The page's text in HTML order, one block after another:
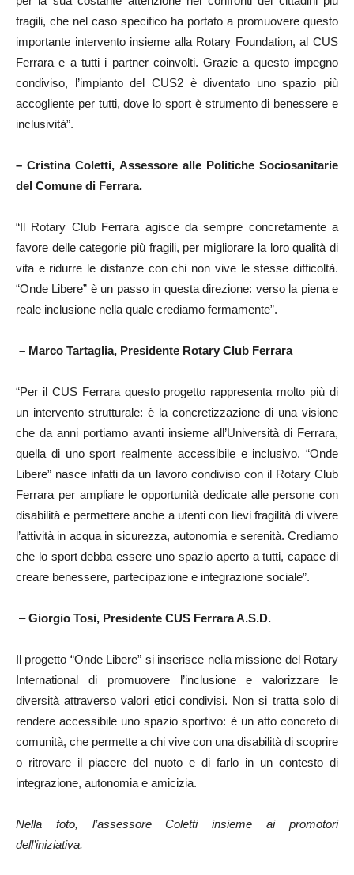
fragili, che nel caso specifico ha portato a promuovere questo
importante intervento insieme alla Rotary Foundation, al CUS
Ferrara e a tutti i partner coinvolti. Grazie a questo impegno
condiviso, l’impianto del CUS2 è diventato uno spazio più
accogliente per tutti, dove lo sport è strumento di benessere e
inclusività”.
– Cristina Coletti, Assessore alle Politiche Sociosanitarie
del Comune di Ferrara.
“Il Rotary Club Ferrara agisce da sempre concretamente a
favore delle categorie più fragili, per migliorare la loro qualità di
vita e ridurre le distanze con chi non vive le stesse difficoltà.
“Onde Libere” è un passo in questa direzione: verso la piena e
reale inclusione nella quale crediamo fermamente”.
– Marco Tartaglia, Presidente Rotary Club Ferrara
“Per il CUS Ferrara questo progetto rappresenta molto più di
un intervento strutturale: è la concretizzazione di una visione
che da anni portiamo avanti insieme all’Università di Ferrara,
quella di uno sport realmente accessibile e inclusivo. “Onde
Libere” nasce infatti da un lavoro condiviso con il Rotary Club
Ferrara per ampliare le opportunità dedicate alle persone con
disabilità e permettere anche a utenti con lievi fragilità di vivere
l’attività in acqua in sicurezza, autonomia e serenità. Crediamo
che lo sport debba essere uno spazio aperto a tutti, capace di
creare benessere, partecipazione e integrazione sociale”.
–Giorgio Tosi, Presidente CUS Ferrara A.S.D.
Il progetto “Onde Libere” si inserisce nella missione del Rotary
International di promuovere l’inclusione e valorizzare le
diversità attraverso valori etici condivisi. Non si tratta solo di
rendere accessibile uno spazio sportivo: è un atto concreto di
comunità, che permette a chi vive con una disabilità di scoprire
o ritrovare il piacere del nuoto e di farlo in un contesto di
integrazione, autonomia e amicizia.
Nella foto, l’assessore Coletti insieme ai promotori
dell’iniziativa.